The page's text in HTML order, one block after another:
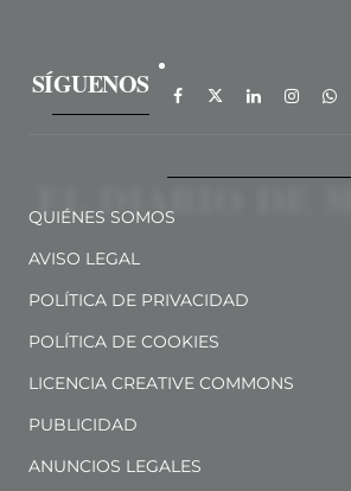
SÍGUENOS
QUIÉNES SOMOS
AVISO LEGAL
POLÍTICA DE PRIVACIDAD
POLÍTICA DE COOKIES
LICENCIA CREATIVE COMMONS
PUBLICIDAD
ANUNCIOS LEGALES